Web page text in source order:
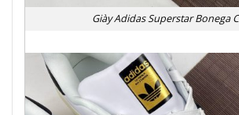
Giày Adidas Superstar Bonega